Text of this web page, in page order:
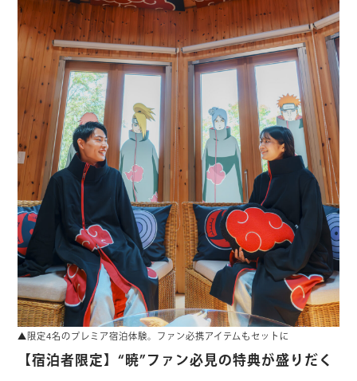
▲限定4名のプレミア宿泊体験。ファン必携アイテムもセットに
【宿泊者限定】“暁”ファン必見の特典が盛りだく